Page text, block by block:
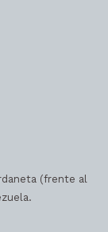
(frente al